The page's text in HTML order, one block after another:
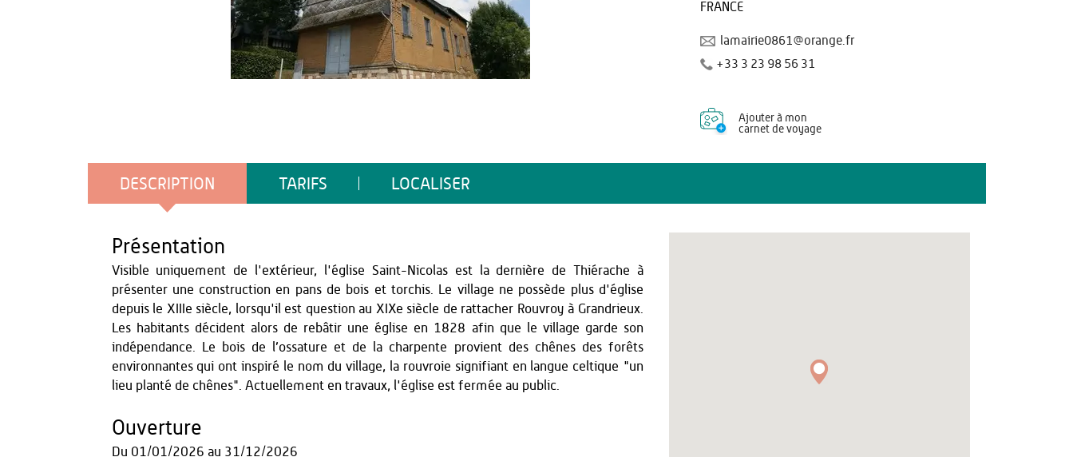
FRANCE
lamairie0861@orange.fr
+33 3 23 98 56 31
Ajouter à mon
carnet de voyage
DESCRIPTION TARIFS LOCALISER
Présentation
Visible uniquement de l'extérieur, l'église Saint-Nicolas est la dernière de Thiérache à
présenter une construction en pans de bois et torchis. Le village ne possède plus d'église
depuis le XIIIe siècle, lorsqu'il est question au XIXe siècle de rattacher Rouvroy à Grandrieux.
Les habitants décident alors de rebâtir une église en 1828 afin que le village garde son
indépendance. Le bois de l’ossature et de la charpente provient des chênes des forêts
environnantes qui ont inspiré le nom du village, la rouvroie signifiant en langue celtique "un
lieu planté de chênes". Actuellement en travaux, l'église est fermée au public.
Ouverture
Du 01/01/2026 au 31/12/2026